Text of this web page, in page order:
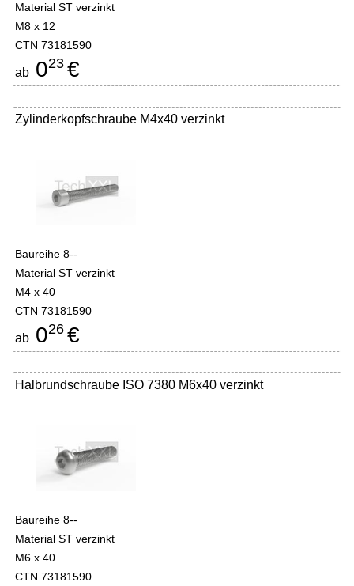
Material ST verzinkt
M8 x 12
CTN 73181590
ab 023 €
Zylinderkopfschraube M4x40 verzinkt
Baureihe 8--
Material ST verzinkt
M4 x 40
CTN 73181590
ab 026 €
Halbrundschraube ISO 7380 M6x40 verzinkt
Baureihe 8--
Material ST verzinkt
M6 x 40
CTN 73181590